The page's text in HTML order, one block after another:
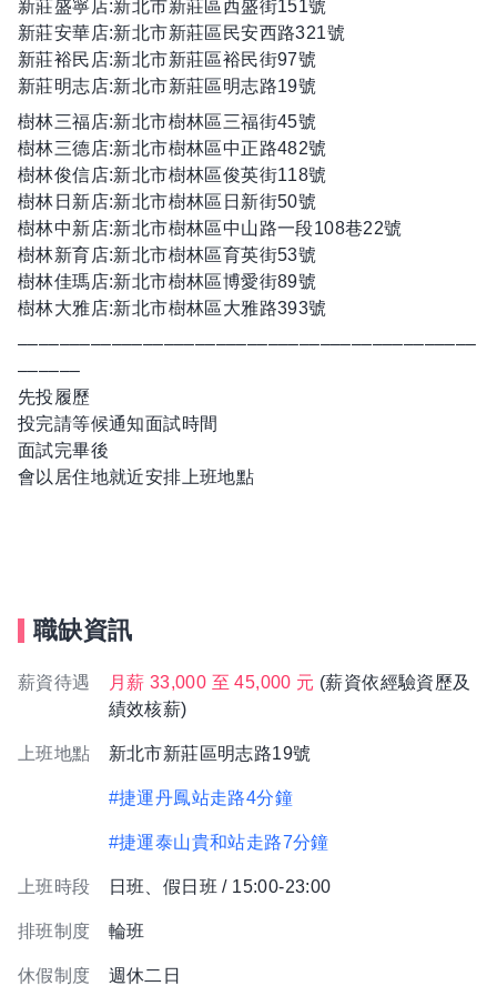
新莊盛寧店:新北市新莊區西盛街151號
新莊安華店:新北市新莊區民安西路321號
新莊裕民店:新北市新莊區裕民街97號
新莊明志店:新北市新莊區明志路19號
樹林三福店:新北市樹林區三福街45號
樹林三德店:新北市樹林區中正路482號
樹林俊信店:新北市樹林區俊英街118號
樹林日新店:新北市樹林區日新街50號
樹林中新店:新北市樹林區中山路一段108巷22號
樹林新育店:新北市樹林區育英街53號
樹林佳瑪店:新北市樹林區博愛街89號
樹林大雅店:新北市樹林區大雅路393號
––––––––––––––––––––––––––––––––––––––––––––
––––––
先投履歷
投完請等候通知面試時間
面試完畢後
會以居住地就近安排上班地點
職缺資訊
薪資待遇 月薪 33,000 至 45,000 元 (薪資依經驗資歷及
績效核薪)
上班地點 新北市新莊區明志路19號
#捷運丹鳳站走路4分鐘
#捷運泰山貴和站走路7分鐘
上班時段 日班、假日班 / 15:00-23:00
排班制度 輪班
休假制度 週休二日